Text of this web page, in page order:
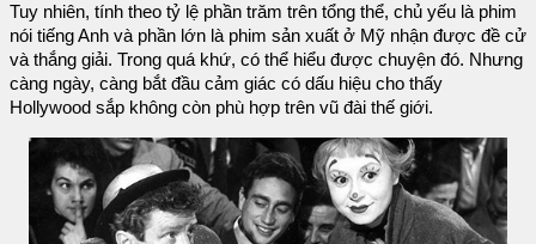
Tuy nhiên, tính theo tỷ lệ phần trăm trên tổng thể, chủ yếu là phim
nói tiếng Anh và phần lớn là phim sản xuất ở Mỹ nhận được đề cử
và thắng giải. Trong quá khứ, có thể hiểu được chuyện đó. Nhưng
càng ngày, càng bắt đầu cảm giác có dấu hiệu cho thấy
Hollywood sắp không còn phù hợp trên vũ đài thế giới.